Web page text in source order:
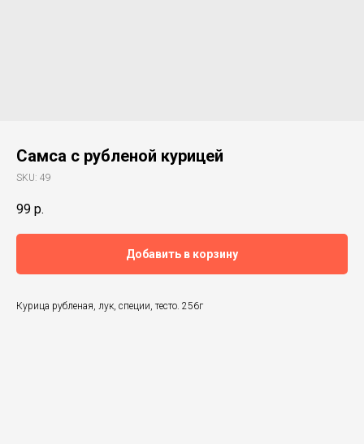
Самса с рубленой курицей
SKU: 49
99 р.
Добавить в корзину
Курица рубленая, лук, специи, тесто. 256г